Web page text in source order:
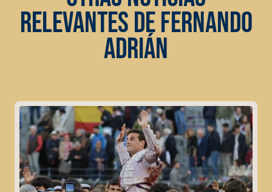
RELEVANTES DE FERNANDO
ADRIÁN